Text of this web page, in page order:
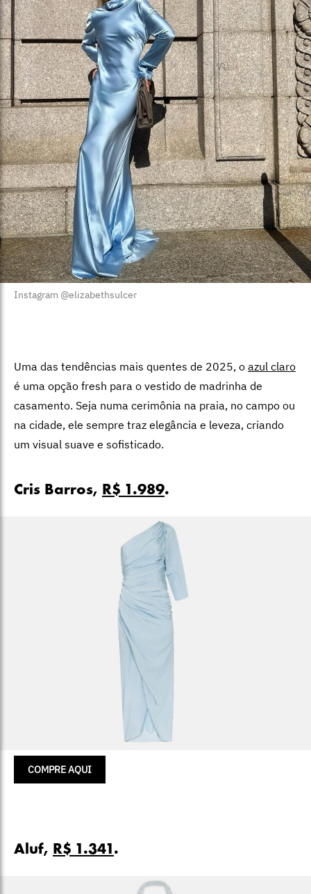
Instagram @elizabethsulcer
Uma das tendências mais quentes de 2025, o azul claro
é uma opção fresh para o vestido de madrinha de
casamento. Seja numa cerimônia na praia, no campo ou
na cidade, ele sempre traz elegância e leveza, criando
um visual suave e sofisticado.
Cris Barros, R$ 1.989.
COMPRE AQUI
Aluf, R$ 1.341.